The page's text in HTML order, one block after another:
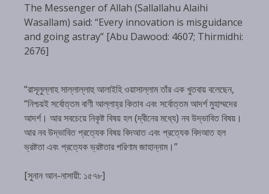
The Messenger of Allah (Sallallahu Alaihi
Wasallam) said: “Every innovation is misguidance
and going astray” [Abu Dawood: 4607; Thirmidhi:
2676]
“রাসূলুল্লাহ সাল্লাল্লাহু আলাইহি ওয়াসাল্লাম তাঁর এক খুতবায় বলেছেন,
“নিশ্চয়ই সর্বোত্তম বাণী আল্লাহ্‌র কিতাব এবং সর্বোত্তম আদর্শ মুহাম্মদের
আদর্শ। আর সবচেয়ে নিকৃষ্ট বিষয় হল (দ্বীনের মধ্যে) নব উদ্ভাবিত বিষয়।
আর নব উদ্ভাবিত প্রত্যেক বিষয় বিদআত এবং প্রত্যেক বিদআত হল
ভ্রষ্টতা এবং প্রত্যেক ভ্রষ্টতার পরিণাম জাহান্নাম।”
[সুনান আন-নাসায়ী: ১৫৭৮]